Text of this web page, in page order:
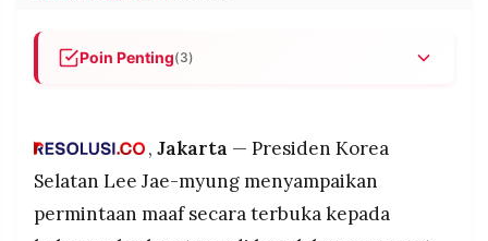
Poin Penting(3)
Presiden Korea Selatan menyampaikan
permintaan maaf kepada keluarga korban.
Pemerintah berjanji mengungkap penyebab
, Jakarta — Presiden Korea
Selatan Lee Jae-myung menyampaikan
permintaan maaf secara terbuka kepada